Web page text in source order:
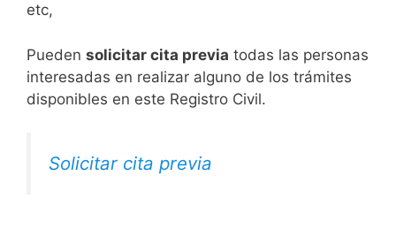
etc,
​Pueden solicitar cita previa todas las personas
interesadas en realizar alguno de los trámites
disponibles en este Registro Civil.​
Solicitar cita previa